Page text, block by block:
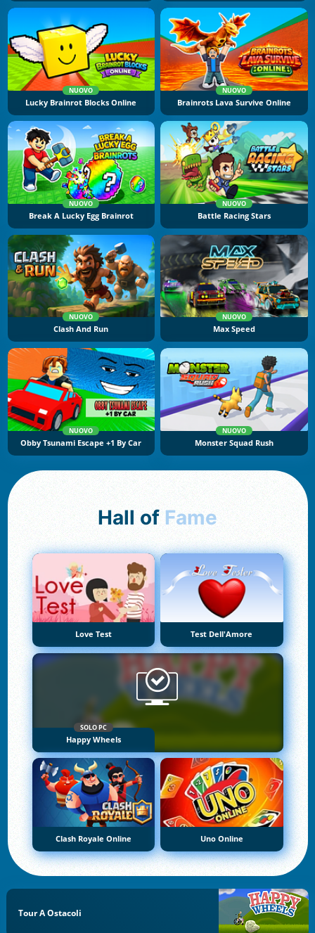
NUOVO
Lucky Brainrot Blocks Online
NUOVO
Brainrots Lava Survive Online
NUOVO
Break A Lucky Egg Brainrot
NUOVO
Battle Racing Stars
NUOVO
Clash And Run
NUOVO
Max Speed
NUOVO
Obby Tsunami Escape +1 By Car
NUOVO
Monster Squad Rush
Hall of Fame
Love Test Test Dell'Amore
SOLO PC
Happy Wheels
Clash Royale Online Uno Online
Tour A Ostacoli